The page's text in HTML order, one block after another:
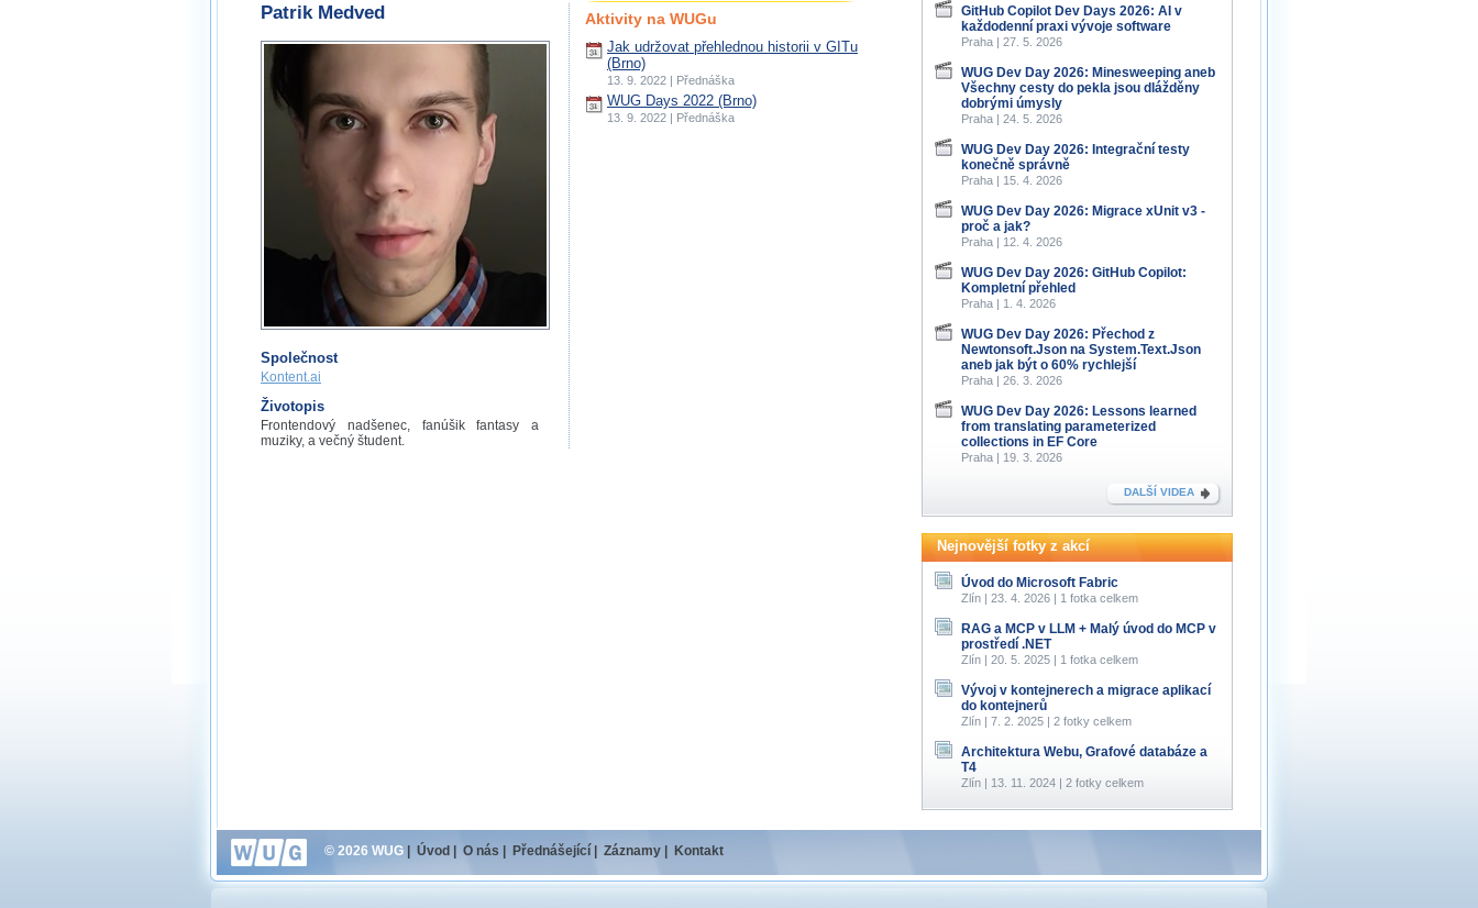
Patrik Medved
Společnost
Kontent.ai
Životopis
Frontendový nadšenec, fanúšik fantasy a
muziky, a večný študent.
Aktivity na WUGu
Jak udržovat přehlednou historii v GITu
(Brno)
13. 9. 2022 | Přednáška
WUG Days 2022 (Brno)
13. 9. 2022 | Přednáška
GitHub Copilot Dev Days 2026: AI v
každodenní praxi vývoje software
Praha | 27. 5. 2026
WUG Dev Day 2026: Minesweeping aneb
Všechny cesty do pekla jsou dlážděny
dobrými úmysly
Praha | 24. 5. 2026
WUG Dev Day 2026: Integrační testy
konečně správně
Praha | 15. 4. 2026
WUG Dev Day 2026: Migrace xUnit v3 -
proč a jak?
Praha | 12. 4. 2026
WUG Dev Day 2026: GitHub Copilot:
Kompletní přehled
Praha | 1. 4. 2026
WUG Dev Day 2026: Přechod z
Newtonsoft.Json na System.Text.Json
aneb jak být o 60% rychlejší
Praha | 26. 3. 2026
WUG Dev Day 2026: Lessons learned
from translating parameterized
collections in EF Core
Praha | 19. 3. 2026
DALŠÍ VIDEA
Nejnovější fotky z akcí
Úvod do Microsoft Fabric
Zlín | 23. 4. 2026 | 1 fotka celkem
RAG a MCP v LLM + Malý úvod do MCP v
prostředí .NET
Zlín | 20. 5. 2025 | 1 fotka celkem
Vývoj v kontejnerech a migrace aplikací
do kontejnerů
Zlín | 7. 2. 2025 | 2 fotky celkem
Architektura Webu, Grafové databáze a
T4
Zlín | 13. 11. 2024 | 2 fotky celkem
© 2026 WUG Úvod O nás Přednášející Záznamy Kontakt